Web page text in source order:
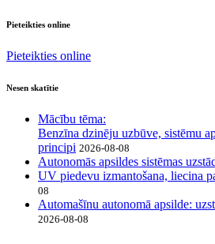
Pieteikties online
Pieteikties online
Nesen skatītie
Mācību tēma:
Benzīna dzinēju uzbūve, sistēmu
principi 2026-08-08
Autonomās apsildes sistēmas
UV piedevu izmantošana, liecina
08
Automašīnu autonomā apsilde:
2026-08-08